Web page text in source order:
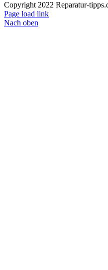
Copyright 2022 Reparatur-
Page load link
Nach oben